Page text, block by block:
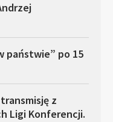
państwie” po 15
z
Ligi Konferencji.